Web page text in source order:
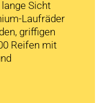
Sicht
Laufräder
griffigen
Reifen mit